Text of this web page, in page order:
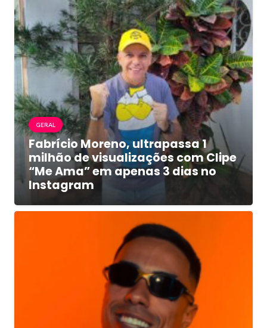
GERAL
Fabrício Moreno, ultrapassa 1
milhão de visualizações com Clipe
“Me Ama” em apenas 3 dias no
Instagram